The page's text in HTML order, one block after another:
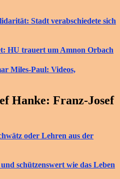
Stadt verabschiedete sich
HU trauert um Amnon Orbach
Miles-Paul: Videos,
Hanke: Franz-Josef
oder Lehren aus der
schützenswert wie das Leben